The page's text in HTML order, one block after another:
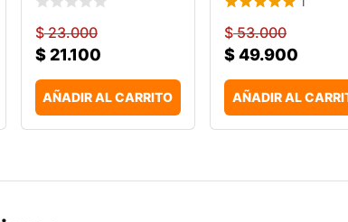
$23.000
$21.100
AÑADIR AL CARRITO
$53.000
$49.900
AÑADIR AL